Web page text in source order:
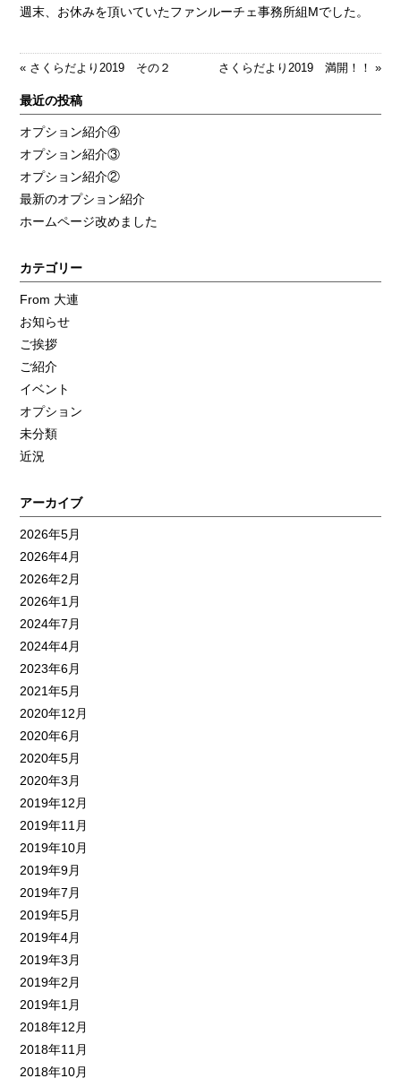
週末、お休みを頂いていたファンルーチェ事務所組Mでした。
« さくらだより2019 その２ さくらだより2019 満開！！ »
最近の投稿
オプション紹介④
オプション紹介③
オプション紹介②
最新のオプション紹介
ホームページ改めました
カテゴリー
From 大連
お知らせ
ご挨拶
ご紹介
イベント
オプション
未分類
近況
アーカイブ
2026年5月
2026年4月
2026年2月
2026年1月
2024年7月
2024年4月
2023年6月
2021年5月
2020年12月
2020年6月
2020年5月
2020年3月
2019年12月
2019年11月
2019年10月
2019年9月
2019年7月
2019年5月
2019年4月
2019年3月
2019年2月
2019年1月
2018年12月
2018年11月
2018年10月